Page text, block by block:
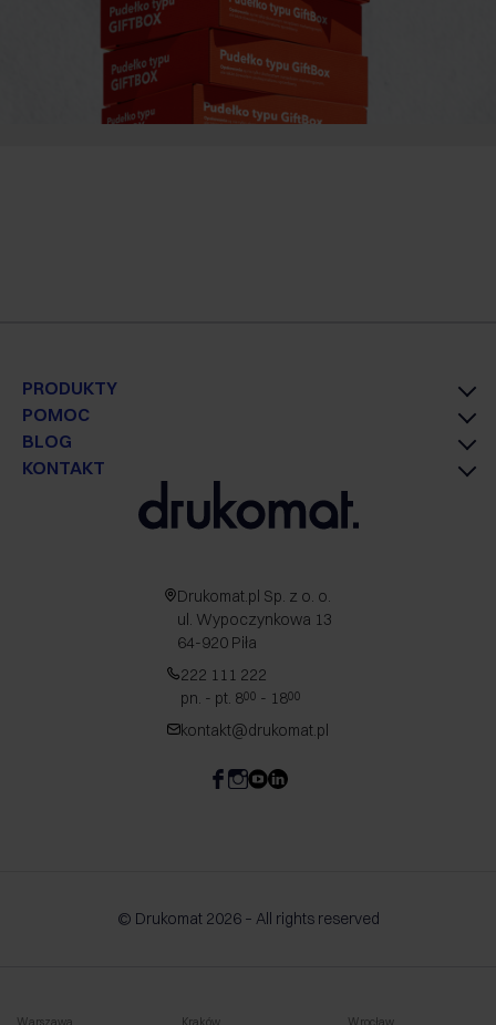
PRODUKTY
POMOC
BLOG
KONTAKT
Drukomat.pl Sp. z o. o.
ul. Wypoczynkowa 13
64-920 Piła
222 111 222
pn. - pt. 800 - 1800
kontakt@drukomat.pl
© Drukomat 2026 – All rights reserved